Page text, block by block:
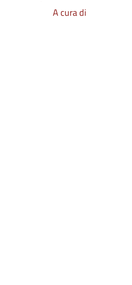
A cura di